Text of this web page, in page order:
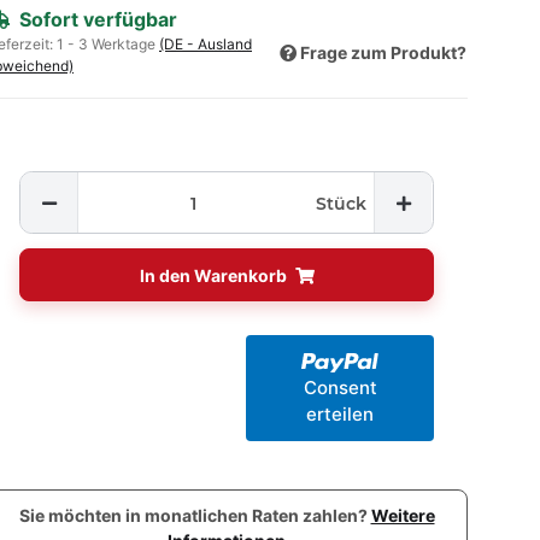
Sofort verfügbar
1 - 3 Werktage (DE - Ausland
Frage zum Produkt?
Stück
In den Warenkorb
Consent
erteilen
Sie möchten in monatlichen Raten zahlen?Weitere